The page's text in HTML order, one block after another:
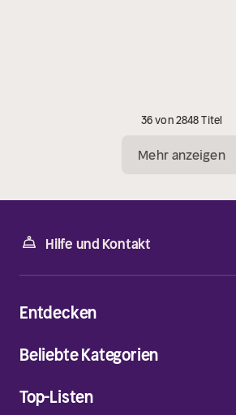
36 von 2848 Titel
Mehr anzeigen
Hilfe und Kontakt
Entdecken
Beliebte Kategorien
Top-Listen